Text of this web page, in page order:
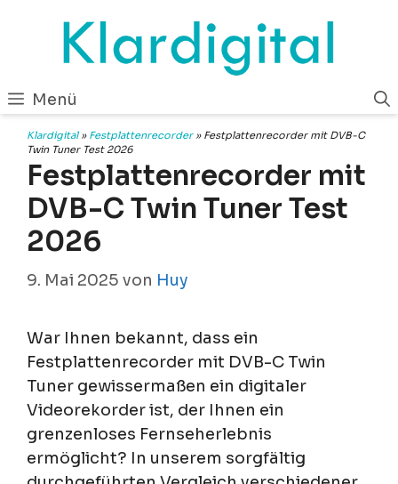
springen
Menü
Klardigital» Festplattenrecorder» Festplattenrecorder mit DVB-C
Twin Tuner Test 2026
Festplattenrecorder mit
DVB-C Twin Tuner Test
2026
9. Mai 2025 von Huy
War Ihnen bekannt, dass ein
Festplattenrecorder mit DVB-C Twin
Tuner gewissermaßen ein digitaler
Videorekorder ist, der Ihnen ein
grenzenloses Fernseherlebnis
ermöglicht? In unserem sorgfältig